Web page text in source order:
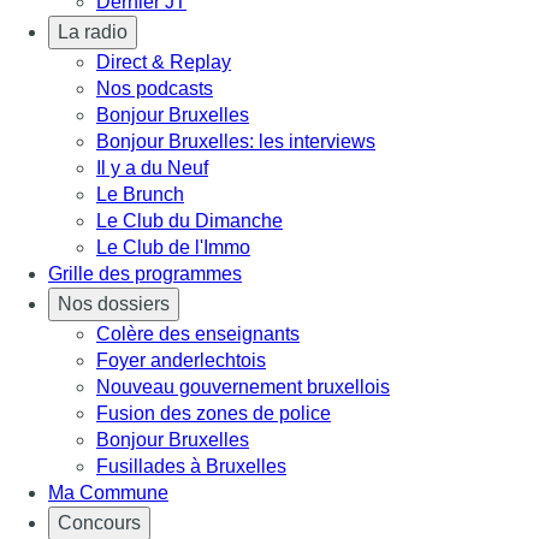
La radio
Direct & Replay
Nos podcasts
Bonjour Bruxelles
Bonjour Bruxelles: les interviews
Il y a du Neuf
Le Brunch
Le Club du Dimanche
Le Club de l'Immo
Grille des programmes
Nos dossiers
Colère des enseignants
Foyer anderlechtois
Nouveau gouvernement bruxellois
Fusion des zones de police
Bonjour Bruxelles
Fusillades à Bruxelles
Ma Commune
Concours